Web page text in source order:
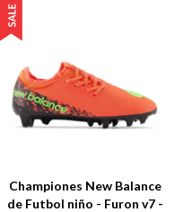
Championes New Balance
de Futbol niño - Furon v7 -